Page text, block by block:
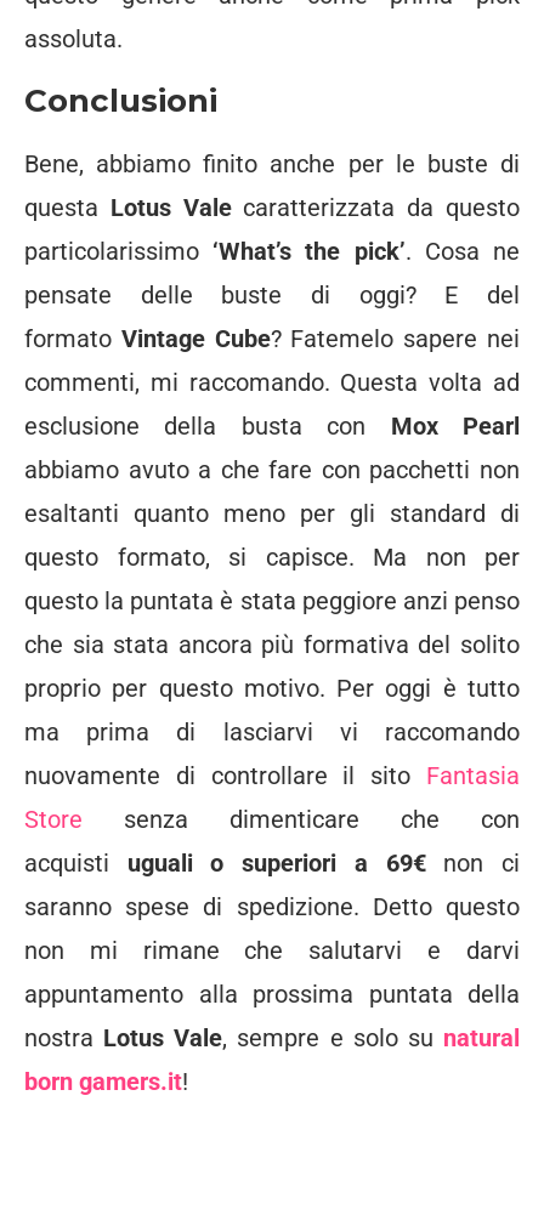
assoluta.
Conclusioni
Bene, abbiamo finito anche per le buste di
questa Lotus Valecaratterizzata da questo
particolarissimo ‘What’s the pick’. Cosa ne
pensate delle buste di oggi? E del
formato Vintage Cube? Fatemelo sapere nei
commenti, mi raccomando. Questa volta ad
esclusione della busta con Mox Pearl
abbiamo avuto a che fare con pacchetti non
esaltanti quanto meno per gli standard di
questo formato, si capisce. Ma non per
questo la puntata è stata peggiore anzi penso
che sia stata ancora più formativa del solito
proprio per questo motivo. Per oggi è tutto
ma prima di lasciarvi vi raccomando
nuovamente di controllare il sito Fantasia
Store
senza dimenticare che con
acquisti uguali o superiori a 69€non ci
saranno spese di spedizione. Detto questo
non mi rimane che salutarvi e darvi
appuntamento alla prossima puntata della
nostra Lotus Vale, sempre e solo su natural
born gamers.it!